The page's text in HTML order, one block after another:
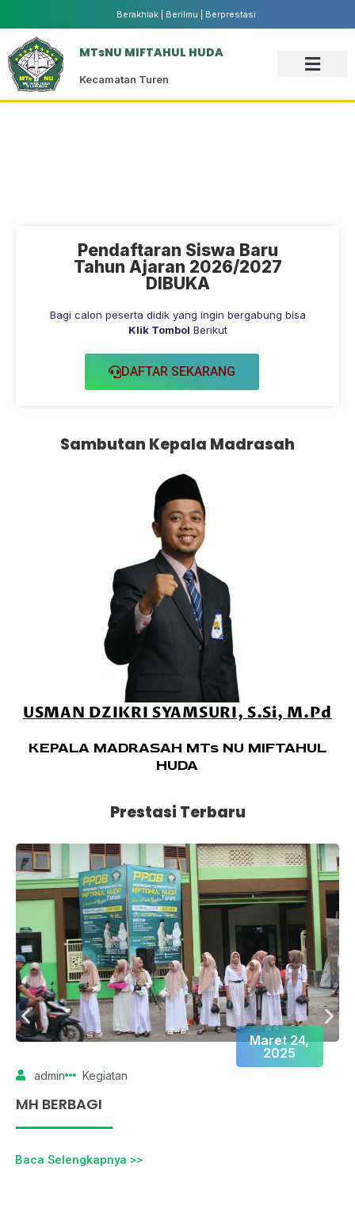
Berakhlak | Berilmu | Berprestasi
MTsNU MIFTAHUL HUDA
Kecamatan Turen
Pendaftaran Siswa Baru
Tahun Ajaran 2026/2027
DIBUKA
Bagi calon peserta didik yang ingin bergabung bisa
Klik Tombol Berikut
DAFTAR SEKARANG
Sambutan Kepala Madrasah
USMAN DZIKRI SYAMSURI, S.Si, M.Pd
KEPALA MADRASAH MTs NU MIFTAHUL
HUDA
Prestasi Terbaru
Maret 24,
2025
admin Kegiatan
MH BERBAGI
Baca Selengkapnya >>